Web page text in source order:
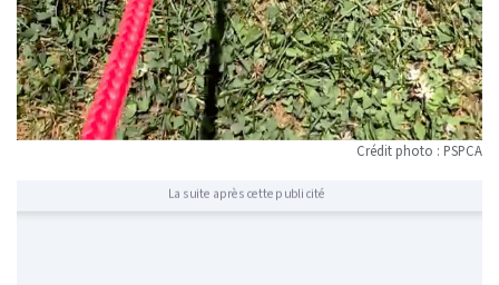
Crédit photo : PSPCA
La suite après cette publicité